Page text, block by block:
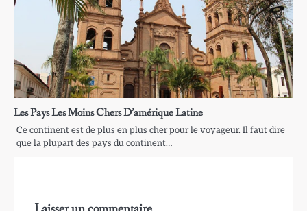
Les Pays Les Moins Chers D’amérique Latine
Ce continent est de plus en plus cher pour le voyageur. Il faut dire
que la plupart des pays du continent…